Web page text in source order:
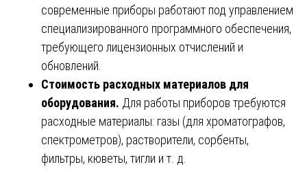
современные приборы работают под управлением
специализированного программного обеспечения,
требующего лицензионных отчислений и
обновлений.
Стоимость расходных материалов для
оборудования. Для работы приборов требуются
расходные материалы: газы (для хроматографов,
спектрометров), растворители, сорбенты,
фильтры, кюветы, тигли и т. д.